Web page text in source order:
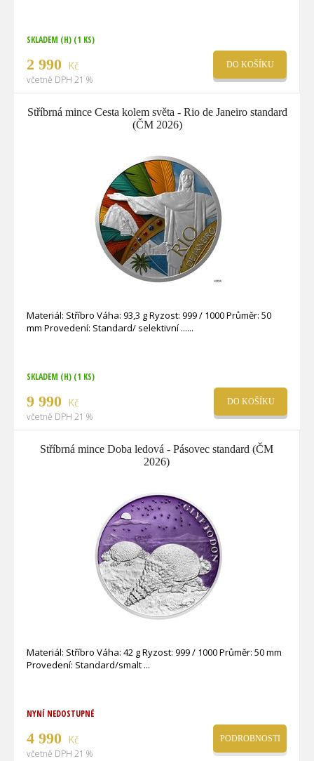
SKLADEM (H) (1 KS)
2 990 Kč
včetně DPH 21 %
DO KOŠÍKU
Stříbrná mince Cesta kolem světa - Rio de Janeiro standard
(ČM 2026)
Materiál: Stříbro Váha: 93,3 g Ryzost: 999 / 1000 Průměr: 50
mm Provedení: Standard/ selektivní ...
SKLADEM (H) (1 KS)
9 990 Kč
včetně DPH 21 %
DO KOŠÍKU
Stříbrná mince Doba ledová - Pásovec standard (ČM
2026)
Materiál: Stříbro Váha: 42 g Ryzost: 999 / 1000 Průměr: 50 mm
Provedení: Standard/smalt
NYNÍ NEDOSTUPNÉ
4 990 Kč
včetně DPH 21 %
PODROBNOSTI